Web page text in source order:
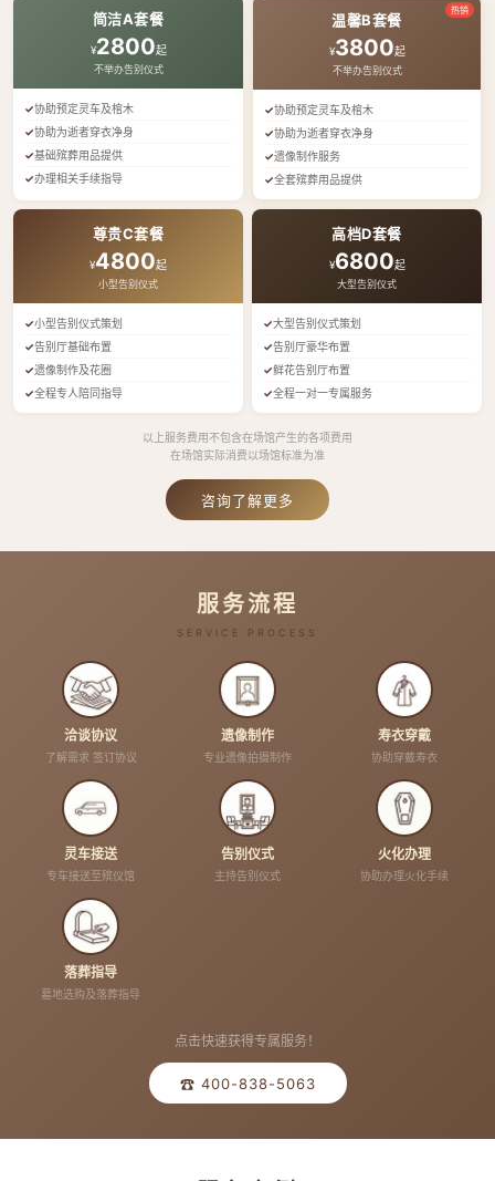
简洁A套餐
¥2800起
不举办告别仪式
协助预定灵车及棺木
协助为逝者穿衣净身
基础殡葬用品提供
办理相关手续指导
热销
温馨B套餐
¥3800起
不举办告别仪式
协助预定灵车及棺木
协助为逝者穿衣净身
遗像制作服务
全套殡葬用品提供
尊贵C套餐
¥4800起
小型告别仪式
小型告别仪式策划
告别厅基础布置
遗像制作及花圈
全程专人陪同指导
高档D套餐
¥6800起
大型告别仪式
大型告别仪式策划
告别厅豪华布置
鲜花告别厅布置
全程一对一专属服务
以上服务费用不包含在场馆产生的各项费用
在场馆实际消费以场馆标准为准
咨询了解更多
服务流程
SERVICE PROCESS
洽谈协议
了解需求 签订协议
遗像制作
专业遗像拍摄制作
寿衣穿戴
协助穿戴寿衣
灵车接送
专车接送至殡仪馆
告别仪式
主持告别仪式
火化办理
协助办理火化手续
落葬指导
墓地选购及落葬指导
点击快速获得专属服务！
☎ 400-838-5063